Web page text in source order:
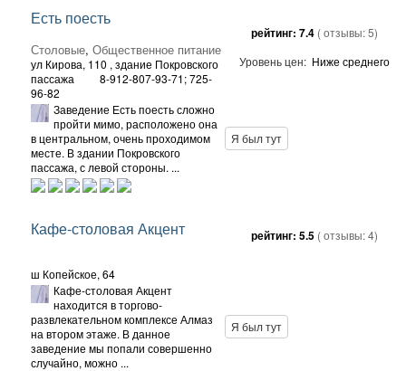
Есть поесть
Столовые, Общественное питание
ул Кирова, 110 , здание Покровского
пассажа
8-912-807-93-71; 725-
96-82
рейтинг: 7.4 ( отзывы:5)
Уровень цен: Ниже среднего
Заведение Есть поесть сложно
пройти мимо, расположено она
в центральном, очень проходимом
месте. В здании Покровского
пассажа, с левой стороны. ...
Я был тут
Кафе-столовая Акцент
ш Копейское, 64
рейтинг: 5.5 ( отзывы:4)
Кафе-столовая Акцент
находится в торгово-
развлекательном комплексе Алмаз
на втором этаже. В данное
заведение мы попали совершенно
случайно, можно ...
Я был тут